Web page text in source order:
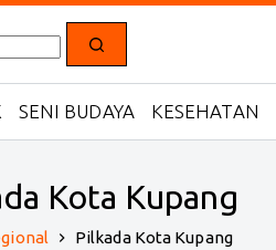
SENI BUDAYA KESEHATAN
Kota Kupang
Pilkada Kota Kupang